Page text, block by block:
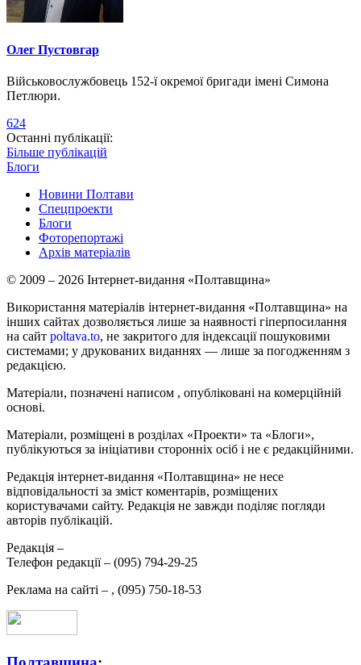
Олег Пустовгар
Військовослужбовець 152-ї окремої бригади імені Симона
Петлюри.
624
Останні публікації:
Більше публікацій
Блоги
Новини Полтави
Спецпроекти
Блоги
Фоторепортажі
Архів матеріалів
© 2009 – 2026 Інтернет-видання «Полтавщина»
Використання матеріалів інтернет-видання «Полтавщина» на
інших сайтах дозволяється лише за наявності гіперпосилання
на сайт poltava.to, не закритого для індексації пошуковими
системами; у друкованих виданнях — лише за погодженням з
редакцією.
Матеріали, позначені написом , опубліковані на комерційній
основі.
Матеріали, розміщені в розділах «Проекти» та «Блоги»,
публікуються за ініціативи сторонніх осіб і не є редакційними.
Редакція інтернет-видання «Полтавщина» не несе
відповідальності за зміст коментарів, розміщених
користувачами сайту. Редакція не завжди поділяє погляди
авторів публікацій.
Редакція –
Телефон редакції – (095) 794-29-25
Реклама на сайті – , (095) 750-18-53